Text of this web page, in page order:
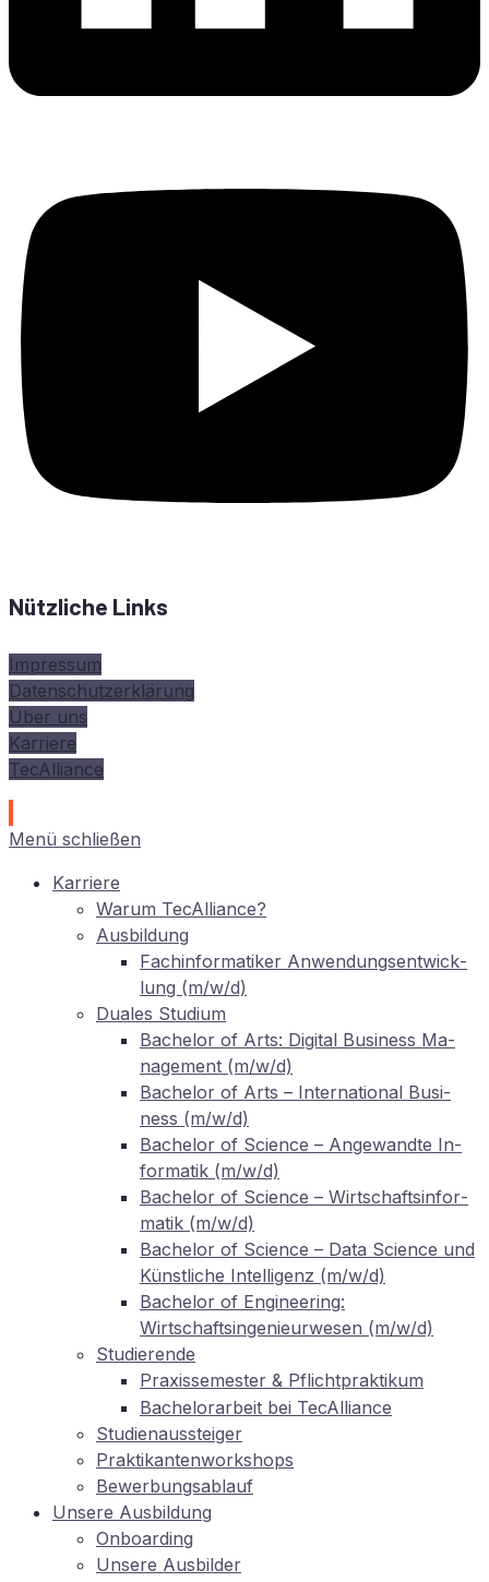
Nützliche Links
Impressum
Datenschutzerklärung
Über uns
Karriere
TecAlliance
Menü schließen
Kar­rie­re
War­um TecAlliance?
Aus­bil­dung
Fach­in­for­ma­ti­ker An­wen­dungs­ent­wick­
lung (m/w/d)
Dua­les Studium
Ba­che­lor of Arts: Di­gi­tal Busi­ness Ma­
nage­ment (m/w/d)
Ba­che­lor of Arts – In­ter­na­tio­nal Busi­
ness (m/w/d)
Ba­che­lor of Sci­ence – An­ge­wand­te In­
for­ma­tik (m/w/d)
Ba­che­lor of Sci­ence – Wirt­schafts­in­for­
ma­tik (m/w/d)
Ba­che­lor of Sci­ence – Data Sci­ence und
Künst­li­che In­tel­li­genz (m/w/d)
Ba­che­lor of En­gi­nee­ring:
Wirtschaftsingenieurwesen (m/w/d)
Stu­die­ren­de
Pra­xis­se­mes­ter & Pflichtpraktikum
Ba­che­lor­ar­beit bei TecAlliance
Stu­di­en­aus­stei­ger
Prak­ti­kan­ten­work­shops
Be­wer­bungs­ab­lauf
Un­se­re Ausbildung
On­boar­ding
Un­se­re Ausbilder